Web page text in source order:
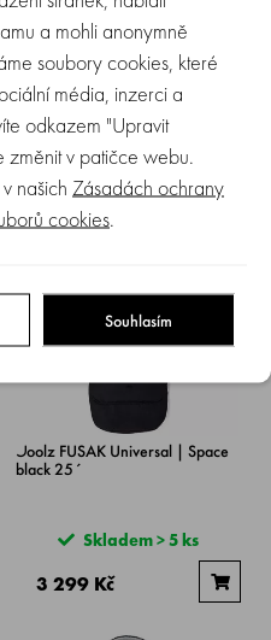
JOOLZ | Uni backpack | (Dark)
navy blue NEW
Skladem > 5 ks
3 049 Kč
Joolz FUSAK Universal | Space
black 25´
Skladem > 5 ks
3 299 Kč
a mohli anonymně
soubory cookies, které
média, inzerci a
odkazem "Upravit
změnit v patičce webu.
našich Zásadách ochrany
cookies.
Souhlasím